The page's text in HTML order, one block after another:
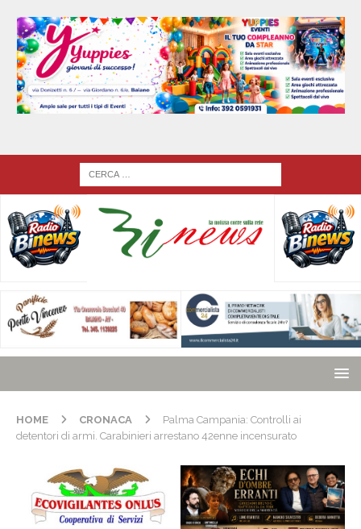
HOME CRONACA
Palma Campania: Controlli ai
detentori di armi. Carabinieri arrestano 42enne incensurato